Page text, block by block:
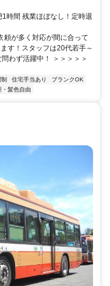
・転勤なし
時間 残業ほぼなし！定時退
が多く対応が間に合って
す！スタッフは20代若手～
わず活躍中！ ＞＞＞＞＞
住宅手当あり
ブランクOK
・髪色自由